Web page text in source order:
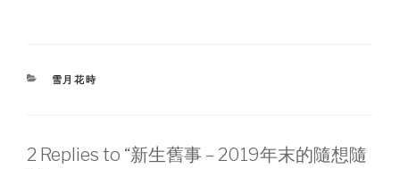
CATEGORIES
雪月花時
2 Replies to “新生舊事 – 2019年末的隨想隨